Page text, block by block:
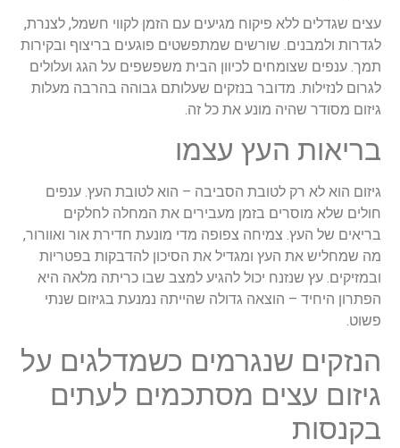
עצים שגדלים ללא פיקוח מגיעים עם הזמן לקווי חשמל, לצנרת,
לגדרות ולמבנים. שורשים שמתפשטים פוגעים בריצוף ובקירות
תמך. ענפים שצומחים לכיוון הבית משפשפים על הגג ועלולים
לגרום לנזילות. מדובר בנזקים שעלותם גבוהה בהרבה מעלות
גיזום מסודר שהיה מונע את כל זה.
בריאות העץ עצמו
גיזום הוא לא רק לטובת הסביבה – הוא לטובת העץ. ענפים
חולים שלא מוסרים בזמן מעבירים את המחלה לחלקים
בריאים של העץ. צמיחה צפופה מדי מונעת חדירת אור ואוורור,
מה שמחליש את העץ ומגדיל את הסיכון להדבקות בפטריות
ובמזיקים. עץ שנזנח יכול להגיע למצב שבו כריתה מלאה היא
הפתרון היחיד – הוצאה גדולה שהייתה נמנעת בגיזום שנתי
פשוט.
הנזקים שנגרמים כשמדלגים על
גיזום עצים מסתכמים לעתים
בקנסות